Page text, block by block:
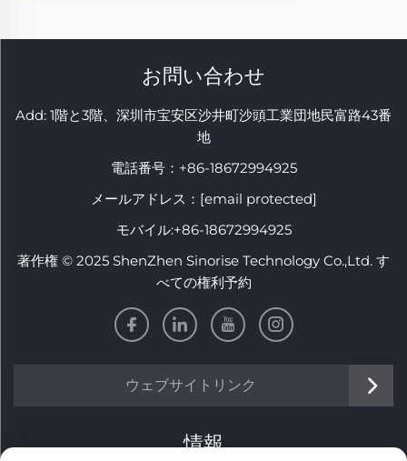
お問い合わせ
Add: 1階と3階、深圳市宝安区沙井町沙頭工業団地民富路43番
地
電話番号： +86-18672994925
メールアドレス： [email protected]
モバイル:+86-18672994925
著作権 © 2025 ShenZhen Sinorise Technology Co.,Ltd. す
べての権利予約
ウェブサイトリンク
情報